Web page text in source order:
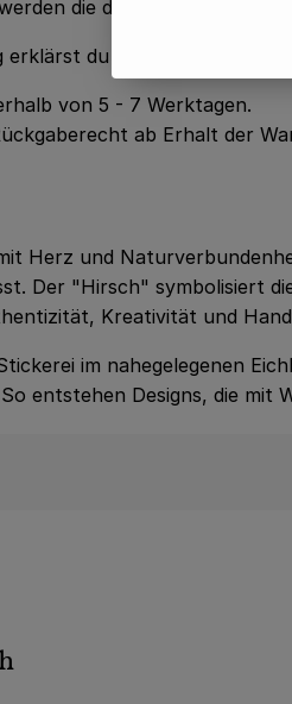
die dafür
du dein
von 5 - 7 Werktagen.
ab Erhalt der
Herz und
Der "Hirsch" symbolisiert
Kreativität und
im nahegelegenen
entstehen Designs, die